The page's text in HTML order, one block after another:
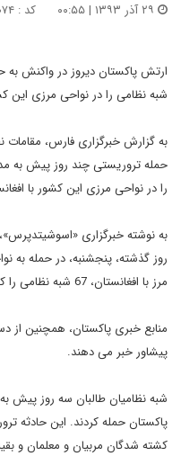
کد : ۱۹۴۲۰۷۴
شبه نظامی را در نواحی مرزی این
به گزارش خبرگزاری فارس، مقامات
را در نواحی مرزی این کشور با
به نوشته خبرگزاری
روز گذشته، پنجشنبه، در حمله
مرز با افغانستان، 67 شبه نظامی را کشته اند.
منابع خبری پاکستان، همچنین از
پیشاور خبر می دهند.
شبه نظامیان طالبان سه روز پیش
کشته شدگان مربیان و معلمان و